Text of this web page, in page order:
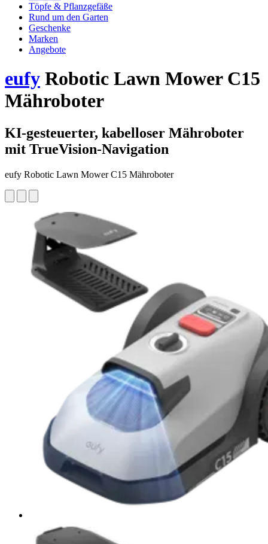
Töpfe & Pflanzgefäße
Rund um den Garten
Geschenke
Marken
Angebote
eufy Robotic Lawn Mower C15
Mähroboter
KI-gesteuerter, kabelloser Mähroboter
mit TrueVision-Navigation
eufy Robotic Lawn Mower C15 Mähroboter